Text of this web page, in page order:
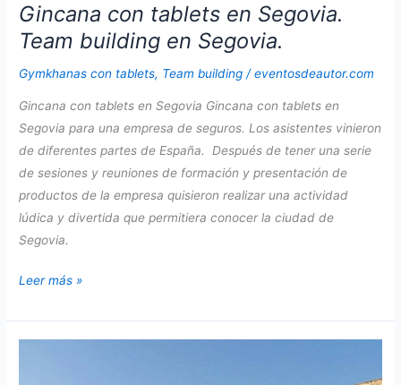
Gincana con tablets en Segovia.
Team building en Segovia.
Gymkhanas con tablets, Team building /eventosdeautor.com
Gincana con tablets en Segovia Gincana con tablets en
Segovia para una empresa de seguros. Los asistentes vinieron
de diferentes partes de España. Después de tener una serie
de sesiones y reuniones de formación y presentación de
productos de la empresa quisieron realizar una actividad
lúdica y divertida que permitiera conocer la ciudad de
Segovia.
Gincana
tablets
Leer más »